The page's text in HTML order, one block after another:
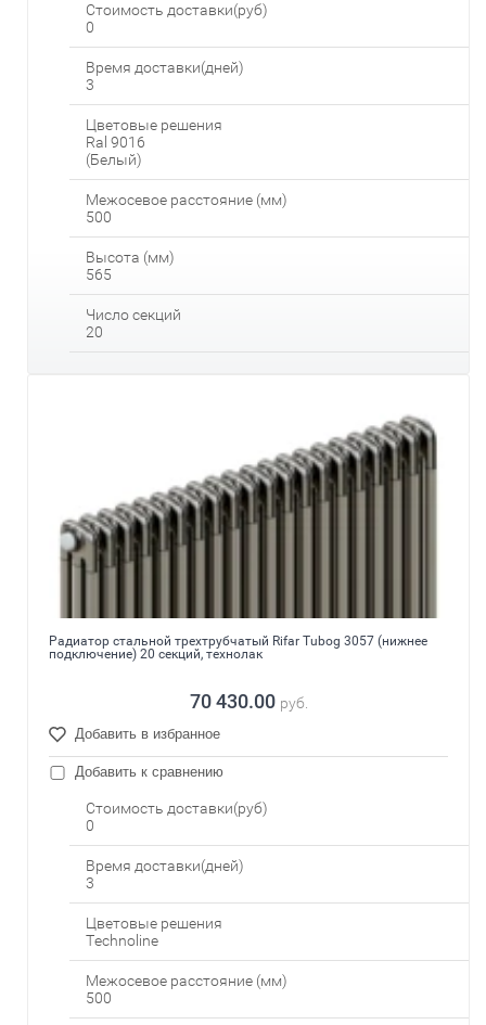
Стоимость доставки(руб)
0
Время доставки(дней)
3
Цветовые решения
Ral 9016
(Белый)
Межосевое расстояние (мм)
500
Высота (мм)
565
Число секций
20
Радиатор стальной трехтрубчатый Rifar Tubog 3057 (нижнее
подключение) 20 секций, технолак
70 430.00 руб.
Добавить в избранное
Добавить к сравнению
Стоимость доставки(руб)
0
Время доставки(дней)
3
Цветовые решения
Technoline
Межосевое расстояние (мм)
500